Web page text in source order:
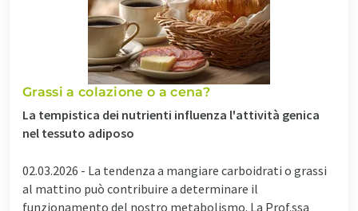
Grassi a colazione o a cena?
La tempistica dei nutrienti influenza l'attività genica
nel tessuto adiposo
02.03.2026 - La tendenza a mangiare carboidrati o grassi
al mattino può contribuire a determinare il
funzionamento del nostro metabolismo. La Prof.ssa